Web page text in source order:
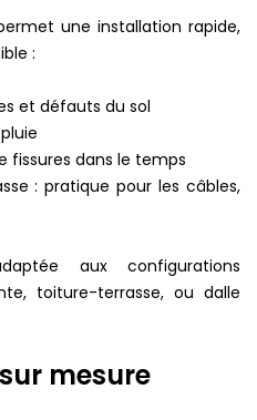
une installation rapide,
:
et défauts du sol
fissures dans le temps
: pratique pour les câbles,
aux configurations
toiture-terrasse, ou dalle
mesure